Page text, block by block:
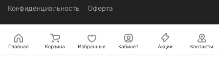
Конфиденциальность Оферта
Главная Корзина Избранные Кабинет Акции Контакты